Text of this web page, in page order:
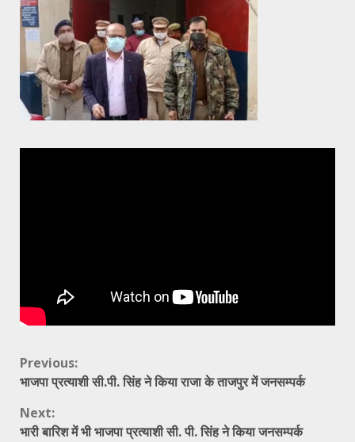
Continue
Reading
Previous:
भाजपा प्रत्याशी सी.पी. सिंह ने किया राजा के ताजपुर में जनसम्पर्क
Next:
भारी बारिश में भी भाजपा प्रत्याशी सी. पी. सिंह ने किया जनसम्पर्क